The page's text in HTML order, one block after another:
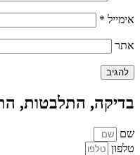
אימייל *
אתר
בדיקה, התלבטות,
שם
טלפון